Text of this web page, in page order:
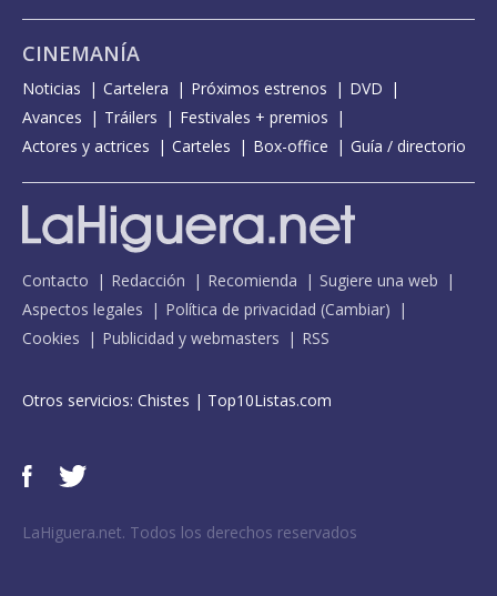
CINEMANÍA
Noticias Cartelera Próximos estrenos
DVD
Avances
Tráilers
Festivales + premios
Actores y actrices
Carteles Box-office Guía / directorio
Contacto Redacción Recomienda
Sugiere una web
Aspectos legales
Política de privacidad (Cambiar)
Cookies
Publicidad y webmasters RSS
Otros servicios: Chistes | Top10Listas.com
LaHiguera.net. Todos los derechos reservados